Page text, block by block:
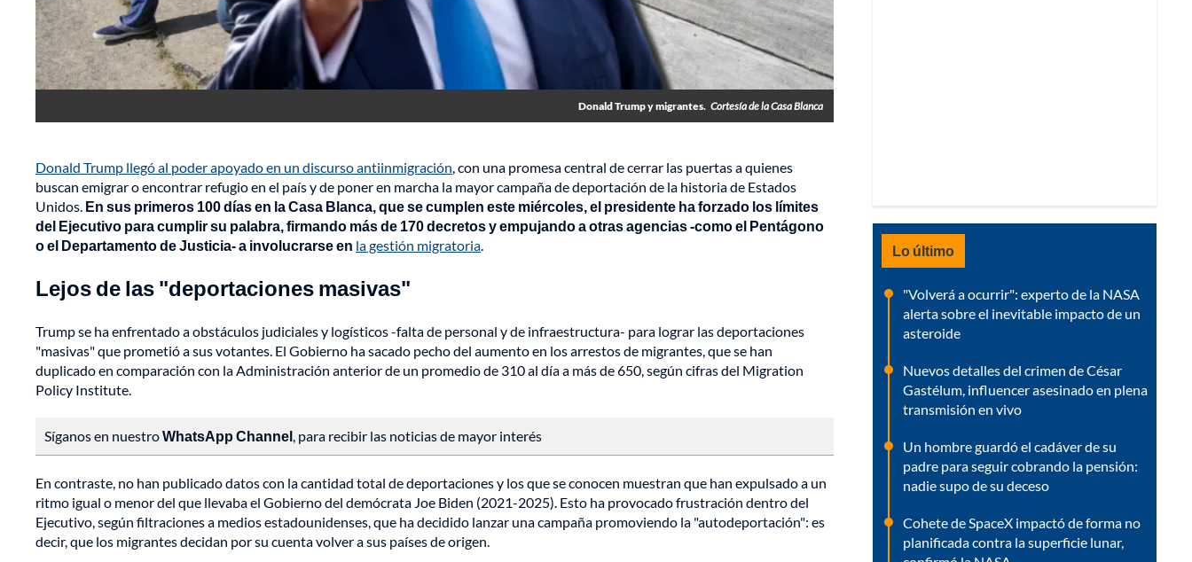
Donald Trump y migrantes. Cortesía de la Casa Blanca
Donald Trump llegó al poder apoyado en un discurso antiinmigración, con una promesa central de cerrar las puertas a quienes
buscan emigrar o encontrar refugio en el país y de poner en marcha la mayor campaña de deportación de la historia de Estados
Unidos. En sus primeros 100 días en la Casa Blanca, que se cumplen este miércoles, el presidente ha forzado los límites
del Ejecutivo para cumplir su palabra, firmando más de 170 decretos y empujando a otras agencias -como el Pentágono
o el Departamento de Justicia- a involucrarse en la gestión migratoria.
Lejos de las "deportaciones masivas"
Trump se ha enfrentado a obstáculos judiciales y logísticos -falta de personal y de infraestructura- para lograr las deportaciones
"masivas" que prometió a sus votantes. El Gobierno ha sacado pecho del aumento en los arrestos de migrantes, que se han
duplicado en comparación con la Administración anterior de un promedio de 310 al día a más de 650, según cifras del Migration
Policy Institute.
Síganos en nuestroWhatsApp Channel, para recibir las noticias de mayor interés
En contraste, no han publicado datos con la cantidad total de deportaciones y los que se conocen muestran que han expulsado a un
ritmo igual o menor del que llevaba el Gobierno del demócrata Joe Biden (2021-2025). Esto ha provocado frustración dentro del
Ejecutivo, según filtraciones a medios estadounidenses, que ha decidido lanzar una campaña promoviendo la "autodeportación": es
decir, que los migrantes decidan por su cuenta volver a sus países de origen.
Lo último
"Volverá a ocurrir": experto de la NASA
alerta sobre el inevitable impacto de un
asteroide
Nuevos detalles del crimen de César
Gastélum, influencer asesinado en plena
transmisión en vivo
Un hombre guardó el cadáver de su
padre para seguir cobrando la pensión:
nadie supo de su deceso
Cohete de SpaceX impactó de forma no
planificada contra la superficie lunar,